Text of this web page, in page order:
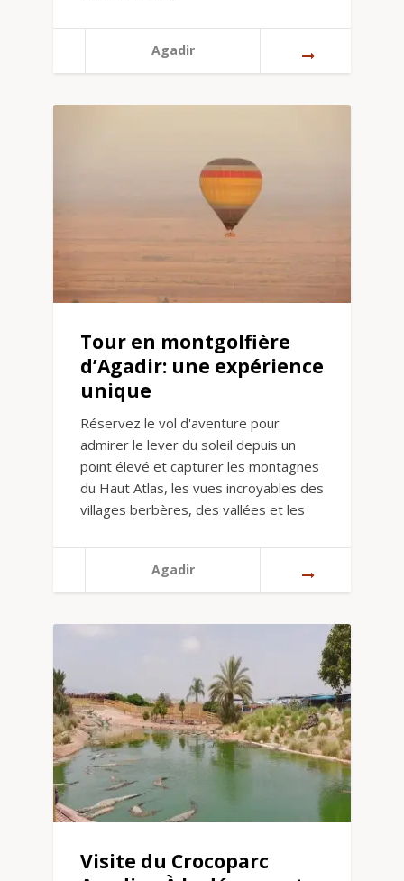
Agadir
Tour en montgolfière
d’Agadir: une expérience
unique
Réservez le vol d'aventure pour
admirer le lever du soleil depuis un
point élevé et capturer les montagnes
du Haut Atlas, les vues incroyables des
villages berbères, des vallées et les
Agadir
Visite du Crocoparc